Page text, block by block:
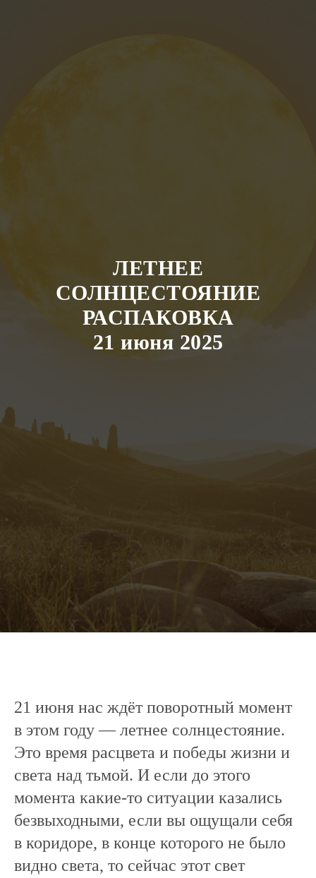
ЛЕТНЕЕ
СОЛНЦЕСТОЯНИЕ
РАСПАКОВКА
21 июня 2025
21 июня нас ждёт поворотный момент
в этом году — летнее солнцестояние.
Это время расцвета и победы жизни и
света над тьмой. И если до этого
момента какие-то ситуации казались
безвыходными, если вы ощущали себя
в коридоре, в конце которого не было
видно света, то сейчас этот свет